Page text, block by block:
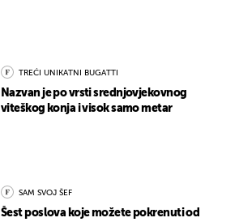
TREĆI UNIKATNI BUGATTI
Nazvan je po vrsti srednjovjekovnog
viteškog konja i visok samo metar
SAM SVOJ ŠEF
Šest poslova koje možete pokrenuti od